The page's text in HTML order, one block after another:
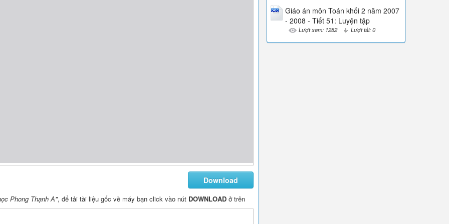
Download
Phong Thạnh A", để tải tài liệu gốc về máy bạn click vào nút DOWNLOAD ở trên
Giáo án môn Toán khối 2 năm 2007
- 2008 - Tiết 51: Luyện tập
Lượt xem: 1282 Lượt tải: 0